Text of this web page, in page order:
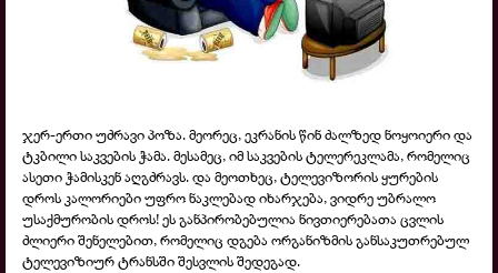
ჯერ-ერთი უძრავი პოზა. მეორეც, ეკრანის წინ ძალზედ ნოყოიერი და
ტკბილი საკვების ჭამა. მესამეც, იმ საკვების ტელერეკლამა, რომელიც
ასეთი ჭამისკენ აღგძრავს. და მეოთხეც, ტელევიზორის ყურების
დროს კალორიები უფრო ნაკლებად იხარჯება, ვიდრე უბრალო
უსაქმურობის დროს! ეს განპირობებულია ნივთიერებათა ცვლის
ძლიერი შენელებით, რომელიც დგება ორგანიზმის განსაკუთრებულ
ტელევიზიურ ტრანსში შესვლის შედეგად.